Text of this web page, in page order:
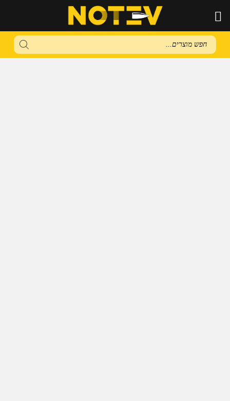
Products
search